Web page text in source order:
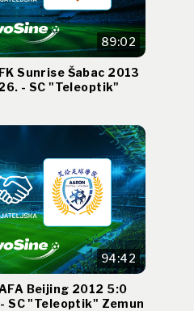
89:02
Sunrise Šabac 2013
- SC "Teleoptik"
94:42
Beijing 2012 5:0
SC "Teleoptik" Zemun